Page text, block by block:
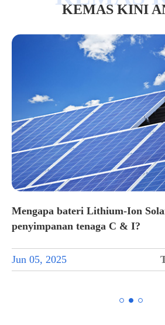
KEMAS KINI
Mengapa bateri Lithium-Ion
penyimpanan tenaga C & I?
Jun 05, 2025